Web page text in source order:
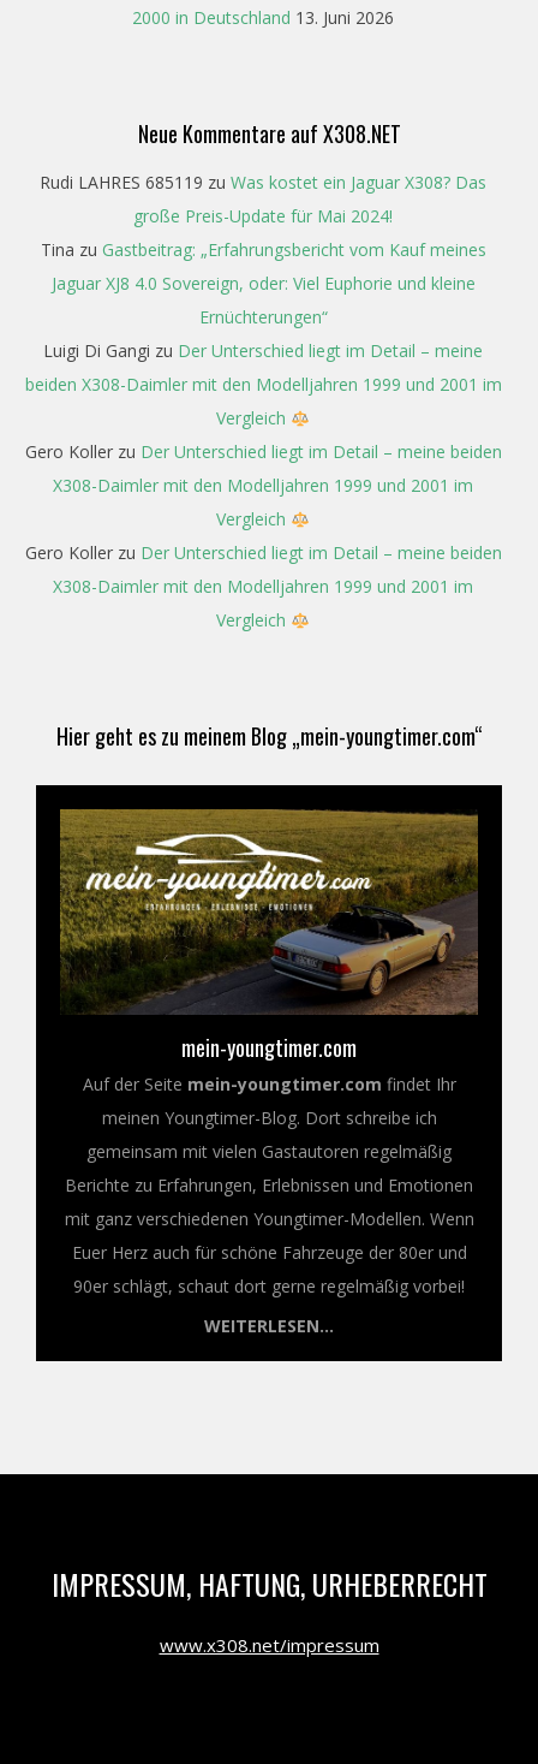
2000 in Deutschland 13. Juni 2026
Neue Kommentare auf X308.NET
Rudi LAHRES 685119 zu Was kostet ein Jaguar X308? Das
große Preis-Update für Mai 2024!
Tina zu Gastbeitrag: „Erfahrungsbericht vom Kauf meines
Jaguar XJ8 4.0 Sovereign, oder: Viel Euphorie und kleine
Ernüchterungen“
Luigi Di Gangi zu Der Unterschied liegt im Detail – meine
beiden X308-Daimler mit den Modelljahren 1999 und 2001 im
Vergleich
Gero Kollerzu Der Unterschied liegt im Detail – meine beiden
X308-Daimler mit den Modelljahren 1999 und 2001 im
Vergleich
Gero Kollerzu Der Unterschied liegt im Detail – meine beiden
X308-Daimler mit den Modelljahren 1999 und 2001 im
Vergleich
Hier geht es zu meinem Blog „mein-youngtimer.com“
mein-youngtimer.com
Auf der Seite mein-youngtimer.com findet Ihr
meinen Youngtimer-Blog. Dort schreibe ich
gemeinsam mit vielen Gastautoren regelmäßig
Berichte zu Erfahrungen, Erlebnissen und Emotionen
mit ganz verschiedenen Youngtimer-Modellen. Wenn
Euer Herz auch für schöne Fahrzeuge der 80er und
90er schlägt, schaut dort gerne regelmäßig vorbei!
WEITERLESEN...
IMPRESSUM, HAFTUNG, URHEBERRECHT
www.x308.net/impressum